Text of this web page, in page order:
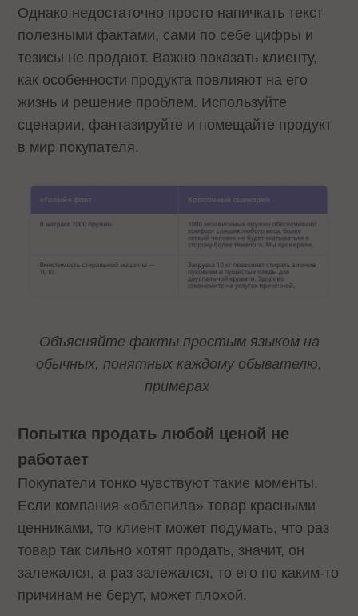
Однако недостаточно просто напичкать текст
полезными фактами, сами по себе цифры и
тезисы не продают. Важно показать клиенту,
как особенности продукта повлияют на его
жизнь и решение проблем. Используйте
сценарии, фантазируйте и помещайте продукт
в мир покупателя.
Объясняйте факты простым языком на
обычных, понятных каждому обывателю,
примерах
Попытка продать любой ценой не
работает
Покупатели тонко чувствуют такие моменты.
Если компания «облепила» товар красными
ценниками, то клиент может подумать, что раз
товар так сильно хотят продать, значит, он
залежался, а раз залежался, то его по каким-то
причинам не берут, может плохой.